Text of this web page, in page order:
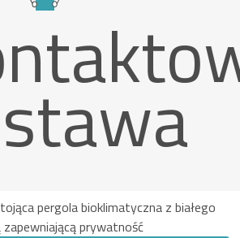
pergola bioklimatyczna z białego
prywatność